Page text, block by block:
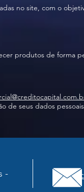
no site, com o
produtos de forma
de seus dados
-